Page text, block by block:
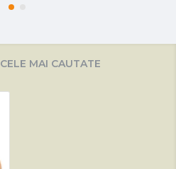
CELE MAI CAUTATE